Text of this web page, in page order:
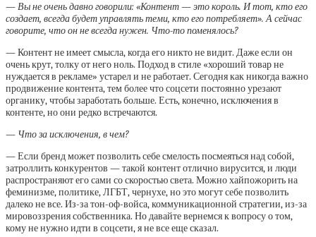
— Вы не очень давно говорили: «Контент — это король. И тот, кто его
создает, всегда будет управлять теми, кто его потребляет». А сейчас
говорите, что он не всегда нужен. Что-то поменялось?
— Контент не имеет смысла, когда его никто не видит. Даже если он
очень крут, толку от него ноль. Подход в стиле «хороший товар не
нуждается в рекламе» устарел и не работает. Сегодня как никогда важно
продвижение контента, тем более что соцсети постоянно урезают
органику, чтобы заработать больше. Есть, конечно, исключения в
контенте, но они редко встречаются.
— Что за исключения, в чем?
— Если бренд может позволить себе смелость посмеяться над собой,
затроллить конкурентов — такой контент отлично вирусится, и люди
распространяют его сами со скоростью света. Можно хайпожорить на
феминизме, политике, ЛГБТ, чернухе, но это могут себе позволить
далеко не все. Из-за тон-оф-войса, коммуникационной стратегии, из-за
мировоззрения собственника. Но давайте вернемся к вопросу о том,
кому не нужно идти в соцсети, я не все еще сказал.